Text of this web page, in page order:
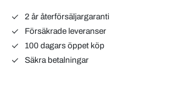
2 år återförsäljargaranti
Försäkrade leveranser
100 dagars öppet köp
Säkra betalningar